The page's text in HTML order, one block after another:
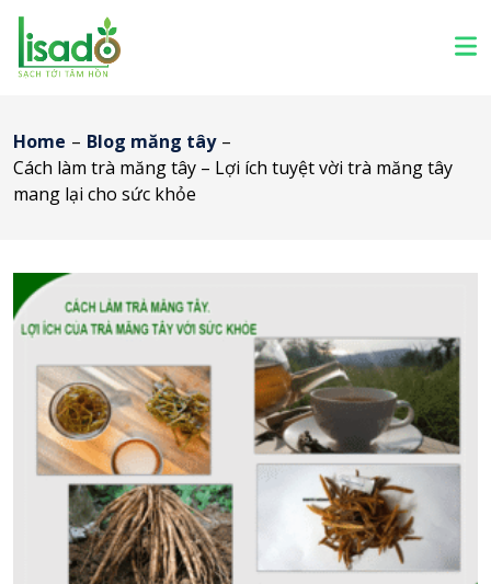
Home – Blog măng tây –
Cách làm trà măng tây – Lợi ích tuyệt vời trà măng tây
mang lại cho sức khỏe